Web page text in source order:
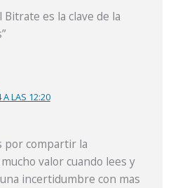
es la clave de la
LAS 12:20
por compartir la
valor cuando lees y
incertidumbre con mas